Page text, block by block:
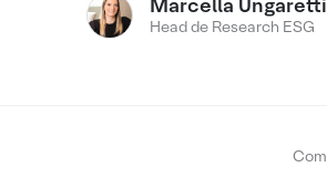
Head de Research ESG